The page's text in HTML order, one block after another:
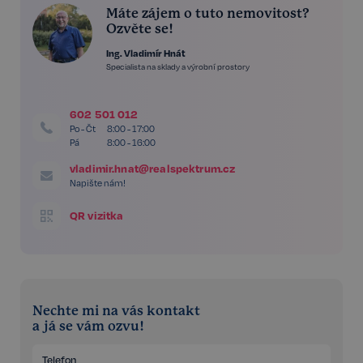
Máte zájem o tuto nemovitost?
Ozvěte se!
Ing. Vladimír Hnát
Specialista na sklady a výrobní prostory
602 501 012
Po - Čt
8:00 - 17:00
Pá
8:00 - 16:00
vladimir.hnat@realspektrum.cz
Napište nám!
QR vizitka
Nechte mi na vás kontakt
a já se vám ozvu!